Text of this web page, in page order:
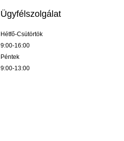
Ügyfélszolgálat
Hétfő-Csütörtök
9:00-16:00
Péntek
9:00-13:00